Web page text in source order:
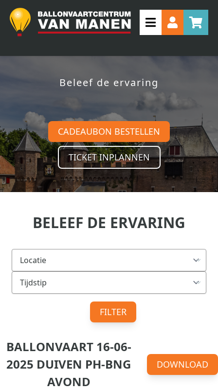
Beleef de ervaring
CADEAUBON BESTELLEN
TICKET INPLANNEN
BELEEF DE ERVARING
FILTER
BALLONVAART 16-06-
2025 DUIVEN PH-BNG
AVOND
DOWNLOAD